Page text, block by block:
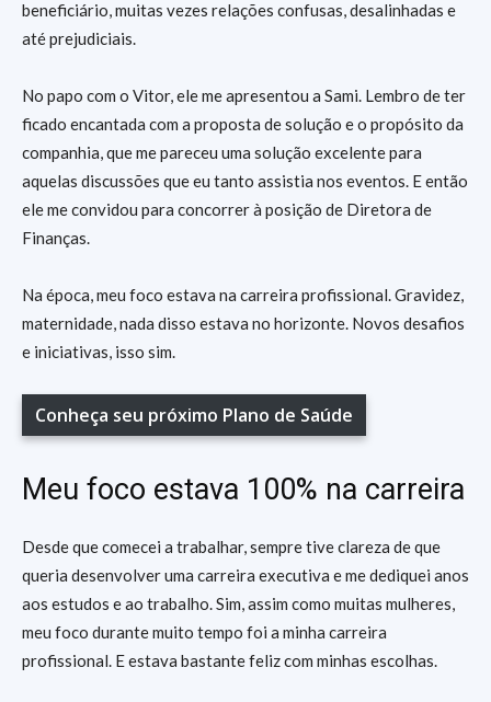
beneficiário, muitas vezes relações confusas, desalinhadas e
até prejudiciais.
No papo com o Vitor, ele me apresentou a Sami. Lembro de ter
ficado encantada com a proposta de solução e o propósito da
companhia, que me pareceu uma solução excelente para
aquelas discussões que eu tanto assistia nos eventos. E então
ele me convidou para concorrer à posição de Diretora de
Finanças.
Na época, meu foco estava na carreira profissional. Gravidez,
maternidade, nada disso estava no horizonte. Novos desafios
e iniciativas, isso sim.
Conheça seu próximo Plano de Saúde
Meu foco estava 100% na carreira
Desde que comecei a trabalhar, sempre tive clareza de que
queria desenvolver uma carreira executiva e me dediquei anos
aos estudos e ao trabalho. Sim, assim como muitas mulheres,
meu foco durante muito tempo foi a minha carreira
profissional. E estava bastante feliz com minhas escolhas.